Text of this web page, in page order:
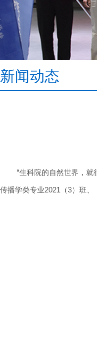
新闻动态
“生科院的自然世界，
传播学类专业2021（3）班